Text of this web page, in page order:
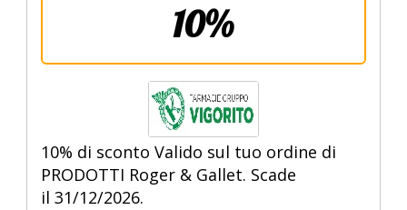
10%
10% di sconto Valido sul tuo ordine di
PRODOTTI Roger & Gallet. Scade
il 31/12/2026.